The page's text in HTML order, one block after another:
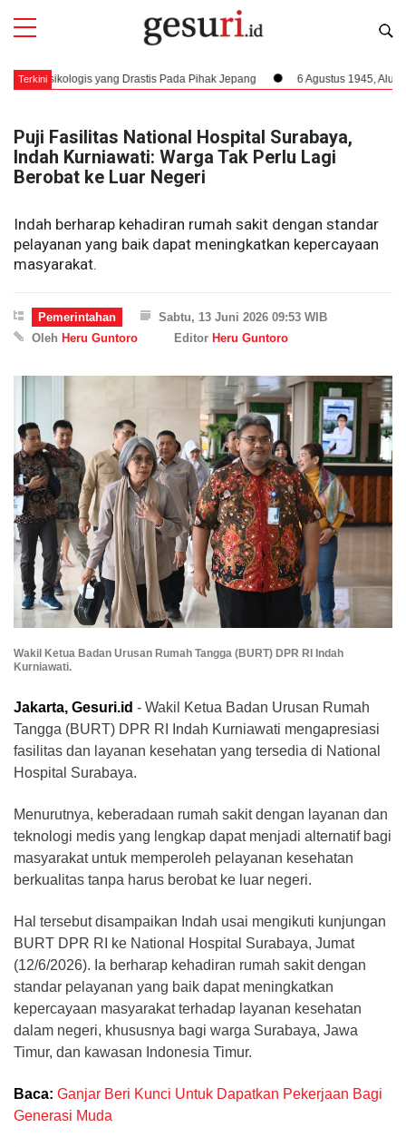
Terkiniyang Drastis Pada Pihak Jepang 6 Agustus 1945, Alur
Puji Fasilitas National Hospital Surabaya,
Indah Kurniawati: Warga Tak Perlu Lagi
Berobat ke Luar Negeri
Indah berharap kehadiran rumah sakit dengan standar
pelayanan yang baik dapat meningkatkan kepercayaan
masyarakat.
Pemerintahan
Sabtu, 13 Juni 2026 09:53 WIB
Oleh Heru Guntoro Editor Heru Guntoro
Wakil Ketua Badan Urusan Rumah Tangga (BURT) DPR RI Indah
Kurniawati.
Jakarta, Gesuri.id - Wakil Ketua Badan Urusan Rumah
Tangga (BURT) DPR RI Indah Kurniawati mengapresiasi
fasilitas dan layanan kesehatan yang tersedia di National
Hospital Surabaya.
Menurutnya, keberadaan rumah sakit dengan layanan dan
teknologi medis yang lengkap dapat menjadi alternatif bagi
masyarakat untuk memperoleh pelayanan kesehatan
berkualitas tanpa harus berobat ke luar negeri.
Hal tersebut disampaikan Indah usai mengikuti kunjungan
BURT DPR RI ke National Hospital Surabaya, Jumat
(12/6/2026). Ia berharap kehadiran rumah sakit dengan
standar pelayanan yang baik dapat meningkatkan
kepercayaan masyarakat terhadap layanan kesehatan
dalam negeri, khususnya bagi warga Surabaya, Jawa
Timur, dan kawasan Indonesia Timur.
Baca: Ganjar Beri Kunci Untuk Dapatkan Pekerjaan Bagi
Generasi Muda